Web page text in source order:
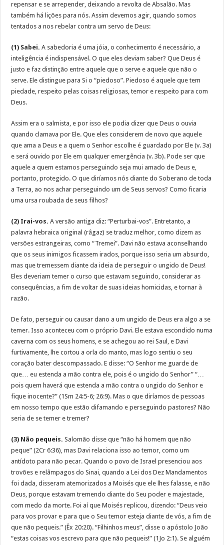
repensar e se arrepender, deixando a revolta de Absalão. Mas
também há lições para nós. Assim devemos agir, quando somos
tentados a nos rebelar contra um servo de Deus:
(1) Sabei. A sabedoria é uma jóia, o conhecimento é necessário, a
inteligência é indispensável. O que eles deviam saber? Que Deus é
justo e faz distinção entre aquele que o serve e aquele que não o
serve. Ele distingue para Si o “piedoso”. Piedoso é aquele que tem
piedade, respeito pelas coisas religiosas, temor e respeito para com
Deus.
Assim era o salmista, e por isso ele podia dizer que Deus o ouvia
quando clamava por Ele. Que eles considerem de novo que aquele
que ama a Deus e a quem o Senhor escolhe é guardado por Ele (v. 3a)
e será ouvido por Ele em qualquer emergência (v. 3b). Pode ser que
aquele a quem estamos perseguindo seja mui amado de Deus e,
portanto, protegido. O que diríamos nós diante do Soberano de toda
a Terra, ao nos achar perseguindo um de Seus servos? Como ficaria
uma ursa roubada de seus filhos?
(2) Irai-vos. A versão antiga diz: “Perturbai-vos”. Entretanto, a
palavra hebraica original (râgaz) se traduz melhor, como dizem as
versões estrangeiras, como “Tremei”. Davi não estava aconselhando
que os seus inimigos ficassem irados, porque isso seria um absurdo,
mas que tremessem diante da ideia de perseguir o ungido de Deus!
Eles deveriam temer o curso que estavam seguindo, considerar as
consequências, a fim de voltar de suas ideias homicidas, e tornar à
razão.
De fato, perseguir ou causar dano a um ungido de Deus era algo a se
temer. Isso aconteceu com o próprio Davi. Ele estava escondido numa
caverna com os seus homens, e se achegou ao rei Saul, e Davi
furtivamente, lhe cortou a orla do manto, mas logo sentiu o seu
coração bater descompassado. E disse: “O Senhor me guarde de
que… eu estenda a mão contra ele, pois é o ungido do Senhor” “…
pois quem haverá que estenda a mão contra o ungido do Senhor e
fique inocente?” (1Sm 24:5-6; 26:9). Mas o que diríamos de pessoas
em nosso tempo que estão difamando e perseguindo pastores? Não
seria de se temer e tremer?
(3) Não pequeis. Salomão disse que “não há homem que não
peque” (2Cr 6:36), mas Davi relaciona isso ao temor, como um
antídoto para não pecar. Quando o povo de Israel presenciou aos
trovões e relâmpagos do Sinai, quando a Lei dos Dez Mandamentos
foi dada, disseram atemorizados a Moisés que ele lhes falasse, e não
Deus, porque estavam tremendo diante do Seu poder e majestade,
com medo da morte. Foi aí que Moisés replicou, dizendo: “Deus veio
para vos provar e para que o Seu temor esteja diante de vós, a fim de
que não pequeis.” (Êx 20:20). “Filhinhos meus”, disse o apóstolo João
“estas coisas vos escrevo para que não pequeis!” (1Jo 2:1). Se alguém